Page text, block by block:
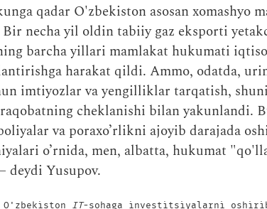
qadar O'zbekiston asosan xomashyo
necha yil oldin tabiiy gaz eksporti
barcha yillari mamlakat hukumati
harakat qildi. Ammo, odatda,
imtiyozlar va yengilliklar tarqatish,
cheklanishi bilan yakunlandi.
va poraxo’rlikni ajoyib darajada
o’rnida, men, albatta, hukumat
deydi Yusupov.
IT-sohaga investitsiyalarni oshirib